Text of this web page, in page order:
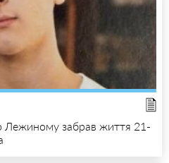
Лежиному забрав життя 21-